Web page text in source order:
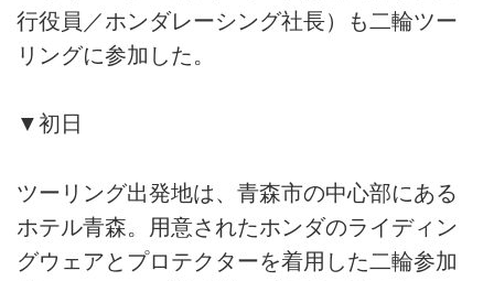
行役員／ホンダレーシング社長）も二輪ツー
リングに参加した。
▼初日
ツーリング出発地は、青森市の中心部にある
ホテル青森。用意されたホンダのライディン
グウェアとプロテクターを着用した二輪参加